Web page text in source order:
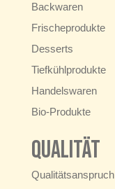
Backwaren
Frischeprodukte
Desserts
Tiefkühlprodukte
Handelswaren
Bio-Produkte
Qualität
Qualitätsanspruch